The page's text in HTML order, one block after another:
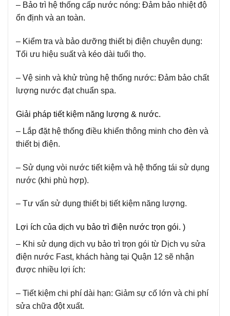
– Bảo trì hệ thống cấp nước nóng: Đảm bảo nhiệt độ
ổn định và an toàn.
– Kiểm tra và bảo dưỡng thiết bị điện chuyên dụng:
Tối ưu hiệu suất và kéo dài tuổi thọ.
– Vệ sinh và khử trùng hệ thống nước: Đảm bảo chất
lượng nước đạt chuẩn spa.
Giải pháp tiết kiệm năng lượng & nước.
– Lắp đặt hệ thống điều khiển thông minh cho đèn và
thiết bị điện.
– Sử dụng vòi nước tiết kiệm và hệ thống tái sử dụng
nước (khi phù hợp).
– Tư vấn sử dụng thiết bị tiết kiệm năng lượng.
Lợi ích của dịch vụ bảo trì điện nước trọn gói. )
– Khi sử dụng dịch vụ bảo trì trọn gói từ Dịch vụ sửa
điện nước Fast, khách hàng tại Quận 12 sẽ nhận
được nhiều lợi ích:
– Tiết kiệm chi phí dài hạn: Giảm sự cố lớn và chi phí
sửa chữa đột xuất.